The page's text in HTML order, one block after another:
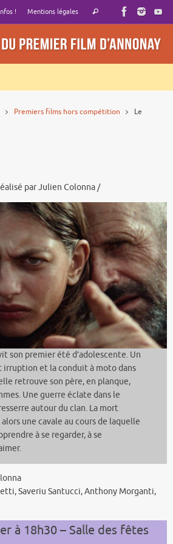
! Mentions légales
Recherche
Rechercher
Premiers films hors compétition
Le
par Julien Colonna /
son premier été d’adolescente. Un
irruption et la conduit à moto dans
retrouve son père, en planque,
Une guerre éclate dans le
autour du clan. La mort
une cavale au cours de laquelle
à se regarder, à se
Saveriu Santucci, Anthony Morganti,
à 18h30 – Salle des fêtes